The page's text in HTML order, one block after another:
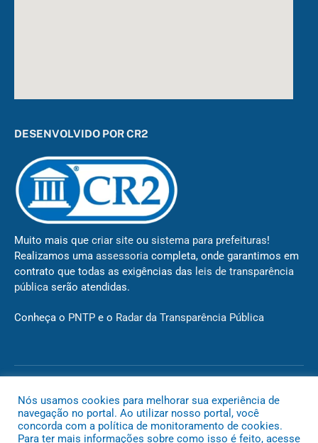
DESENVOLVIDO POR CR2
Muito mais que criar site ou sistema para prefeituras!
Realizamos uma assessoria completa, onde garantimos em
contrato que todas as exigências das leis de transparência
pública serão atendidas.
Conheça o PNTP e o Radar da Transparência Pública
Mapa do Site Acessar Área Administrativa Acessar o Webmail
Nós usamos cookies para melhorar sua experiência de
navegação no portal. Ao utilizar nosso portal, você
concorda com a política de monitoramento de cookies.
Para ter mais informações sobre como isso é feito, acesse